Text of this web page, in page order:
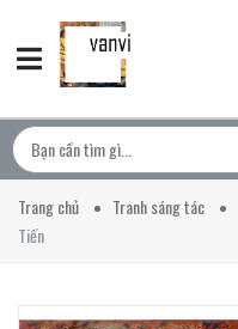
Trang chủ Tranh sáng tác
Tiến